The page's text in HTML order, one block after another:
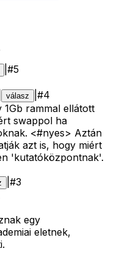
#5
válasz #4
1Gb rammal ellátott
swappol ha
<#nyes> Aztán
azt is, hogy miért
'kutatóközpontnak'.
#3
egy
eletnek,